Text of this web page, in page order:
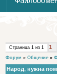
Страница 1из 1 1
Форум » Общение »
Народ, нужна